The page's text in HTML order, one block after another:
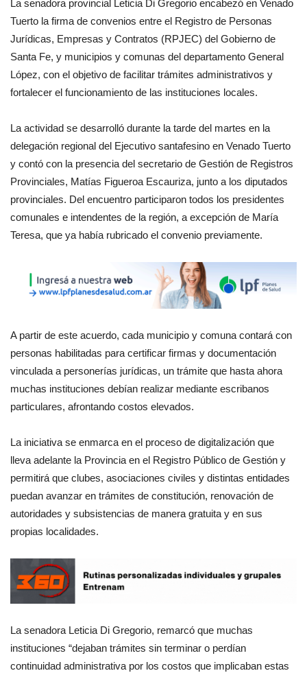
La senadora provincial Leticia Di Gregorio encabezó en Venado
Tuerto la firma de convenios entre el Registro de Personas
Jurídicas, Empresas y Contratos (RPJEC) del Gobierno de
Santa Fe, y municipios y comunas del departamento General
López, con el objetivo de facilitar trámites administrativos y
fortalecer el funcionamiento de las instituciones locales.
La actividad se desarrolló durante la tarde del martes en la
delegación regional del Ejecutivo santafesino en Venado Tuerto
y contó con la presencia del secretario de Gestión de Registros
Provinciales, Matías Figueroa Escauriza, junto a los diputados
provinciales. Del encuentro participaron todos los presidentes
comunales e intendentes de la región, a excepción de María
Teresa, que ya había rubricado el convenio previamente.
A partir de este acuerdo, cada municipio y comuna contará con
personas habilitadas para certificar firmas y documentación
vinculada a personerías jurídicas, un trámite que hasta ahora
muchas instituciones debían realizar mediante escribanos
particulares, afrontando costos elevados.
La iniciativa se enmarca en el proceso de digitalización que
lleva adelante la Provincia en el Registro Público de Gestión y
permitirá que clubes, asociaciones civiles y distintas entidades
puedan avanzar en trámites de constitución, renovación de
autoridades y subsistencias de manera gratuita y en sus
propias localidades.
La senadora Leticia Di Gregorio, remarcó que muchas
instituciones “dejaban trámites sin terminar o perdían
continuidad administrativa por los costos que implicaban estas